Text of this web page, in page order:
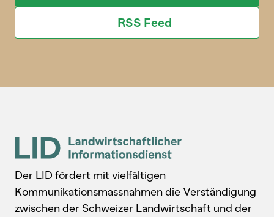
RSS Feed
Der LID fördert mit vielfältigen
Kommunikationsmassnahmen die Verständigung
zwischen der Schweizer Landwirtschaft und der